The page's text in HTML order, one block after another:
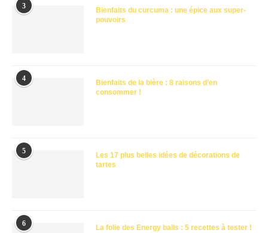
3
Bienfaits du curcuma : une épice aux super-
pouvoirs
4
Bienfaits de la bière : 8 raisons d’en
consommer !
5
Les 17 plus belles idées de décorations de
tartes
6 La folie des Energy balls : 5 recettes à tester !